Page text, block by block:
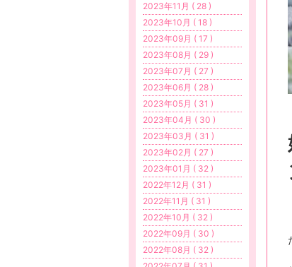
2023年11月 ( 28 )
2023年10月 ( 18 )
2023年09月 ( 17 )
2023年08月 ( 29 )
2023年07月 ( 27 )
2023年06月 ( 28 )
2023年05月 ( 31 )
2023年04月 ( 30 )
2023年03月 ( 31 )
2023年02月 ( 27 )
2023年01月 ( 32 )
2022年12月 ( 31 )
2022年11月 ( 31 )
2022年10月 ( 32 )
2022年09月 ( 30 )
2022年08月 ( 32 )